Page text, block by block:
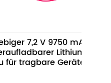
9750 mAh
Lithium-
Geräte
Akku